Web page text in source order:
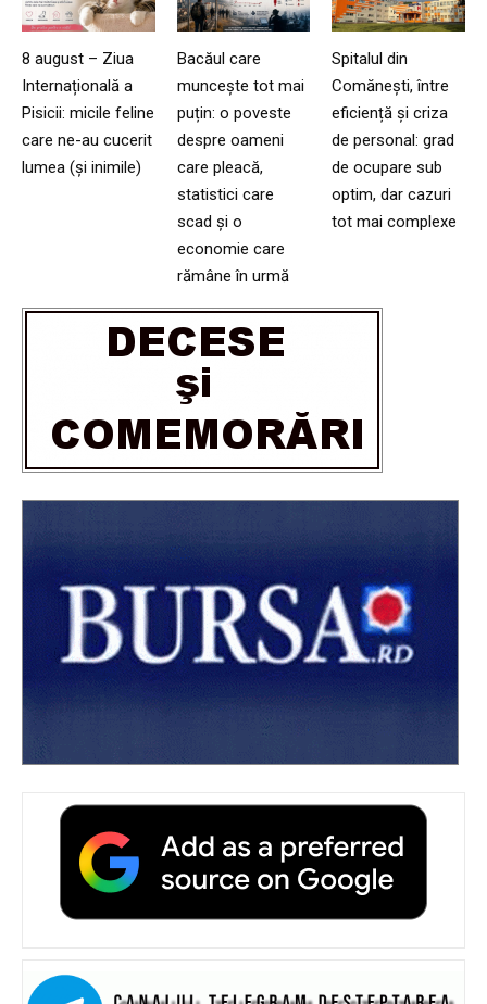
8 august – Ziua
Internațională a
Pisicii: micile feline
care ne-au cucerit
lumea (și inimile)
Bacăul care
muncește tot mai
puțin: o poveste
despre oameni
care pleacă,
statistici care
scad și o
economie care
rămâne în urmă
Spitalul din
Comănești, între
eficiență și criza
de personal: grad
de ocupare sub
optim, dar cazuri
tot mai complexe